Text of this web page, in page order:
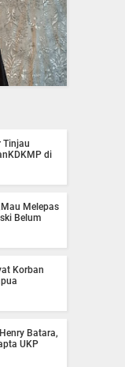
Tinjau
di
Melepas
Belum
Korban
Batara,
UKP